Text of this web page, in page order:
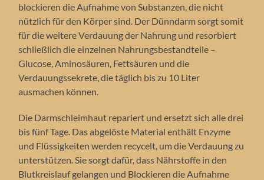
blockieren die Aufnahme von Substanzen, die nicht
nützlich für den Körper sind. Der Dünndarm sorgt somit
für die weitere Verdauung der Nahrung und resorbiert
schließlich die einzelnen Nahrungsbestandteile –
Glucose, Aminosäuren, Fettsäuren und die
Verdauungssekrete, die täglich bis zu 10 Liter
ausmachen können.
Die Darmschleimhaut repariert und ersetzt sich alle drei
bis fünf Tage. Das abgelöste Material enthält Enzyme
und Flüssigkeiten werden recycelt, um die Verdauung zu
unterstützen. Sie sorgt dafür, dass Nährstoffe in den
Blutkreislauf gelangen und Blockieren die Aufnahme